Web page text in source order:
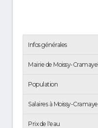
Infos générales
Mairie de Moissy-Cramayel
Population
Salaires à Moissy-Cramayel
Prix de l'eau